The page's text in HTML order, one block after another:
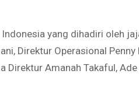
yang dihadiri oleh
Direktur Operasional
Direktur Amanah Takaful,